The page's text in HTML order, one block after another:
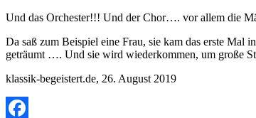
Und das Orchester!!! Und der Chor…. vor allem die
Da saß zum Beispiel eine Frau, sie kam das erste
geträumt …. Und sie wird wiederkommen, um große
klassik-begeistert.de, 26. August 2019